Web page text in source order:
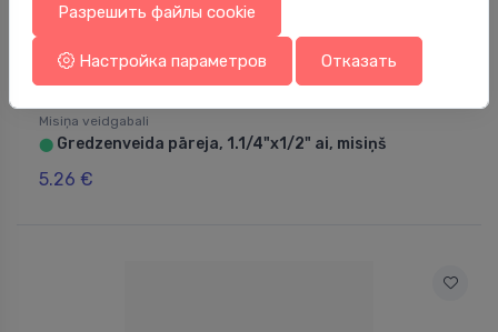
Misiņa veidgabali
⬤ Gredzenveida pāreja, 1.1/4"x1/2" ai, misiņš
5.26 €
Разрешить файлы cookie
Настройка параметров Отказать